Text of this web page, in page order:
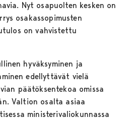
Nyt osapuolten kesken on
osakassopimusten
on vahvistettu
hyväksyminen ja
edellyttävät vielä
päätöksentekoa omissa
Valtion osalta asiaa
ministerivaliokunnassa